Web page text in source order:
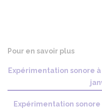
Pour en savoir plus
Expérimentation sonore
Expérimentation sonore